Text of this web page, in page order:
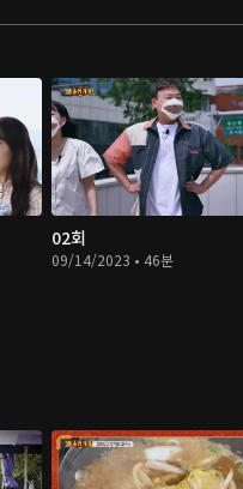
02회
09/14/2023 • 46분